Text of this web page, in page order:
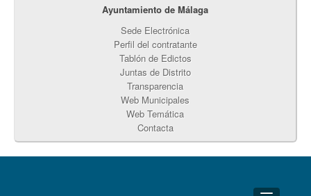
Ayuntamiento de Málaga
Sede Electrónica
Perfil del contratante
Tablón de Edictos
Juntas de Distrito
Transparencia
Web Municipales
Web Temática
Contacta